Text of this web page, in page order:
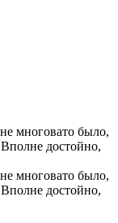
многовато было,
Вполне достойно,
многовато было,
Вполне достойно,